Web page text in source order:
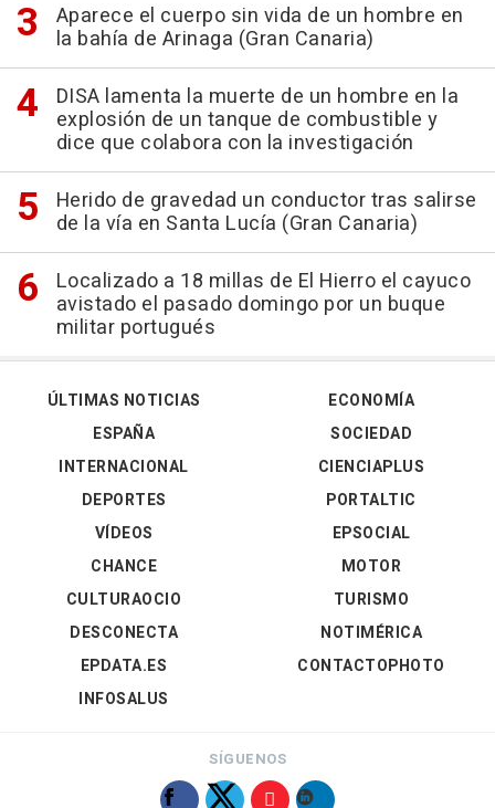
Aparece el cuerpo sin vida de un hombre en
la bahía de Arinaga (Gran Canaria)
DISA lamenta la muerte de un hombre en la
explosión de un tanque de combustible y
dice que colabora con la investigación
Herido de gravedad un conductor tras salirse
de la vía en Santa Lucía (Gran Canaria)
Localizado a 18 millas de El Hierro el cayuco
avistado el pasado domingo por un buque
militar portugués
ÚLTIMAS NOTICIAS
ESPAÑA
INTERNACIONAL
DEPORTES
VÍDEOS
ECONOMÍA
SOCIEDAD
CIENCIAPLUS
PORTALTIC
EPSOCIAL
CHANCE
CULTURAOCIO
DESCONECTA
EPDATA.ES
INFOSALUS
MOTOR
TURISMO
NOTIMÉRICA
CONTACTOPHOTO
SÍGUENOS